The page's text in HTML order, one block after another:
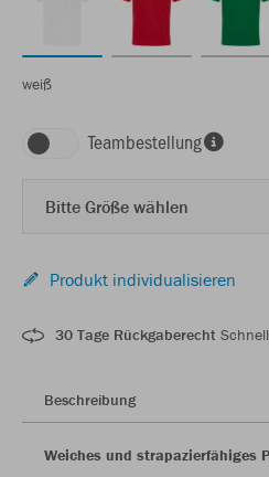
weiß
Teambestellung
Bitte Größe wählen
Produkt individualisieren
30 Tage Rückgaberecht
Beschreibung
Weiches und strapazierfähiges